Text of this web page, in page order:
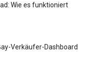
Wie es funktioniert
Verkäufer-Dashboard